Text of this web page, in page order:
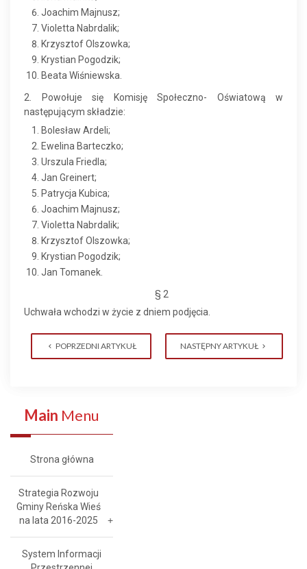
Joachim Majnusz;
Violetta Nabrdalik;
Krzysztof Olszowka;
Krystian Pogodzik;
Beata Wiśniewska.
2. Powołuje się Komisję Społeczno- Oświatową w
następującym składzie:
Bolesław Ardeli;
Ewelina Barteczko;
Urszula Friedla;
Jan Greinert;
Patrycja Kubica;
Joachim Majnusz;
Violetta Nabrdalik;
Krzysztof Olszowka;
Krystian Pogodzik;
Jan Tomanek.
§ 2
Uchwała wchodzi w życie z dniem podjęcia.
POPRZEDNI ARTYKUŁ NASTĘPNY ARTYKUŁ
Main Menu
Strona główna
Strategia Rozwoju
Gminy Reńska Wieś
na lata 2016-2025
System Informacji